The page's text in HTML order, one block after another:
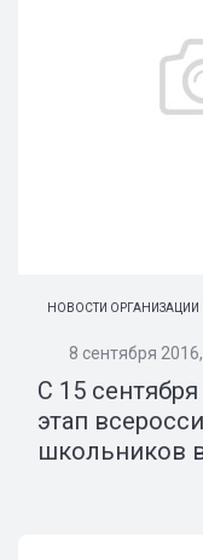
НОВОСТИ ОРГАНИЗАЦИИ
8 сентября
С 15
этап
школьников